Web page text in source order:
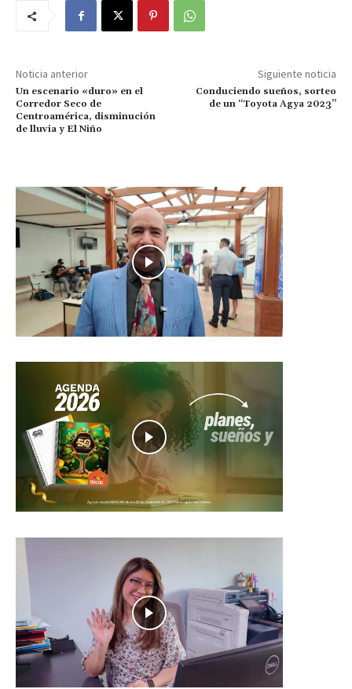
Noticia anterior
Un escenario «duro» en el
Corredor Seco de
Centroamérica, disminución
de lluvia y El Niño
Siguiente noticia
Conduciendo sueños, sorteo
de un “Toyota Agya 2023”